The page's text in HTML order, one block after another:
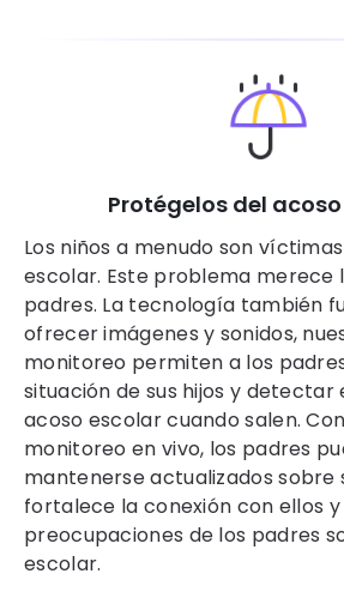
Protégelos del
Los niños a menudo son
escolar. Este problema merece
padres. La tecnología también
ofrecer imágenes y sonidos,
monitoreo permiten a los
situación de sus hijos y detectar
acoso escolar cuando salen.
monitoreo en vivo, los padres
mantenerse actualizados sobre
fortalece la conexión con ellos y
preocupaciones de los padres
escolar.